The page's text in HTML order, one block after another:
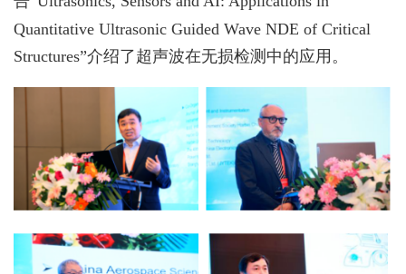
Quantitative Ultrasonic Guided Wave NDE of Critical
Structures”介绍了超声波在无损检测中的应用。